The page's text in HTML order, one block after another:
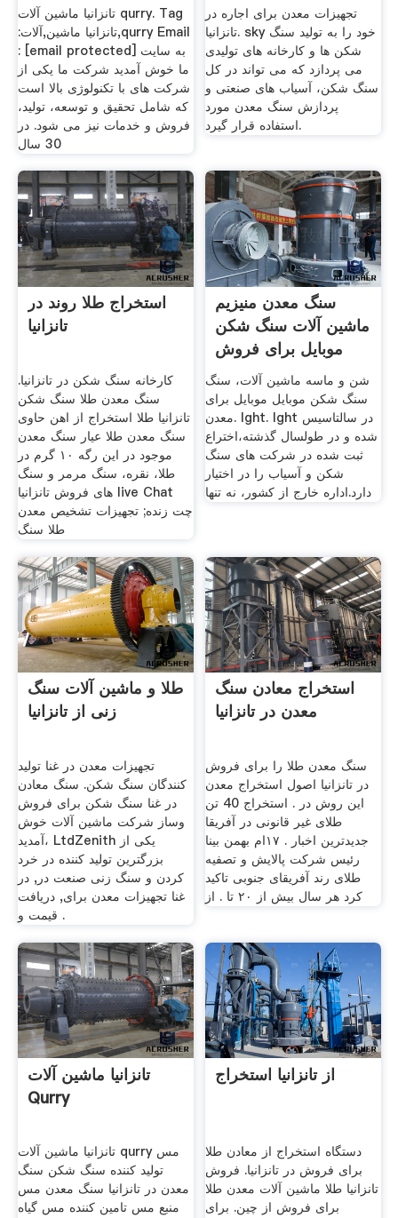
تانزانیا ماشین آلات qurry. Tag
:تانزانیا ماشین,آلات,qurry Email
: [email protected] به سایت
ما خوش آمدید شرکت ما یکی از
شرکت های با تکنولوژی بالا است
که شامل تحقیق و توسعه، تولید،
فروش و خدمات نیز می شود. در
30 سال
تجهیزات معدن برای اجاره در
تانزانیا. sky خود را به تولید سنگ
شکن ها و کارخانه های تولیدی
می پردازد که می تواند در کل
سنگ شکن، آسیاب های صنعتی و
پردازش سنگ معدن مورد
استفاده قرار گیرد.
استخراج طلا روند در
تانزانیا
کارخانه سنگ شکن در تانزانیا.
سنگ معدن طلا سنگ شکن
تانزانیا طلا استخراج از اهن حاوی
سنگ معدن طلا عیار سنگ معدن
موجود در این رگه ۱۰ گرم در
طلا، نقره، سنگ مرمر و سنگ
های فروش تانزانیا live Chat
چت زنده; تجهیزات تشخیص معدن
طلا سنگ
سنگ معدن منیزیم
ماشین آلات سنگ شکن
موبایل برای فروش
تانزانیا
شن و ماسه ماشین آلات، سنگ
سنگ شکن موبایل موبایل برای
معدن. lght. lght در سالتاسیس
شده و در طولسال گذشته،اختراع
ثبت شده در شركت های سنگ
شكن و آسیاب را در اختیار
دارد.اداره خارج از کشور، نه تنها
طلا و ماشین آلات سنگ
زنی از تانزانیا
تجهیزات معدن در غنا تولید
کنندگان سنگ شکن. سنگ معادن
در غنا سنگ شکن برای فروش
وساز شرکت ماشین آلات خوش
آمدید، LtdZenith یکی از
بزرگترین تولید کننده در خرد
کردن و سنگ زنی صنعت در, در
غنا تجهیزات معدن برای, دریافت
قیمت و .
استخراج معادن سنگ
معدن در تانزانیا
سنگ معدن طلا را برای فروش
در تانزانیا اصول استخراج معدن
اين روش در . استخراج 40 تن
طلای غیر قانونی در آفریقا
جديدترين اخبار . ۱۷ام بهمن بینا
رئیس شرکت پالایش و تصفیه
طلای رند آفریقای جنوبی تاکید
کرد هر سال بیش از ۲۰ تا . از
تانزانیا ماشین آلات
Qurry
تانزانیا ماشین آلات qurry مس
تولید کننده سنگ شکن سنگ
معدن در تانزانیا سنگ معدن مس
منبع مس تامین کننده مس گیاه
از تانزانیا استخراج
دستگاه استخراج از معادن طلا
برای فروش در تانزانیا. فروش
تانزانیا طلا ماشین آلات معدن طلا
برای فروش از چین. برای